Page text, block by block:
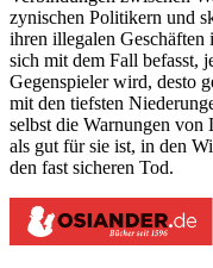
zynischen Politikern und
ihren illegalen
sich mit dem Fall befasst,
Gegenspieler wird, desto
mit den tiefsten
selbst die Warnungen von
als gut für sie ist, in den
den fast sicheren Tod.